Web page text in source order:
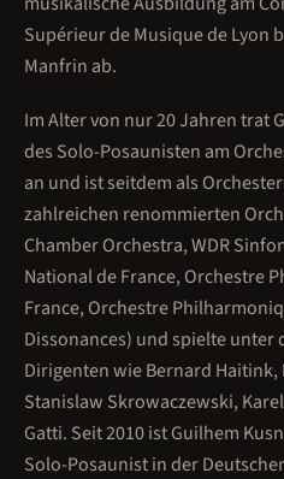
Supérieur de Musique de Lyon
Manfrin ab.
Im Alter von nur 20 Jahren trat
des Solo-Posaunisten am
an und ist seitdem als
zahlreichen renommierten
Chamber Orchestra, WDR
National de France, Orchestre
France, Orchestre
Dissonances) und spielte
Dirigenten wie Bernard Haitink,
Stanislaw Skrowaczewski,
Gatti. Seit 2010 ist Guilhem
Solo-Posaunist in der